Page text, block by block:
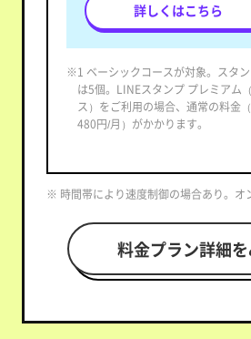
詳しくはこちら
※1 ベーシックコースが対象。スタ
は5個。LINEスタンプ プレミアム
ス）をご利用の場合、通常の料金
480円/月）がかかります。
※ 時間帯により速度制御の場合あり。オ
料金プラン詳細